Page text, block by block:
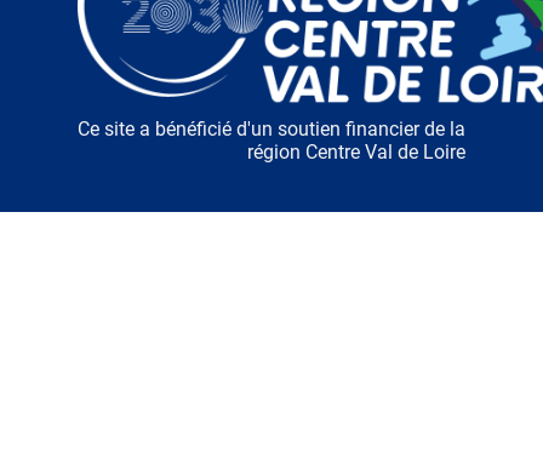
Ce site a bénéficié d'un soutien financier de la
région Centre Val de Loire